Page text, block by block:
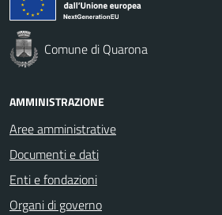
Comune di Quarona
AMMINISTRAZIONE
Aree amministrative
Documenti e dati
Enti e fondazioni
Organi di governo